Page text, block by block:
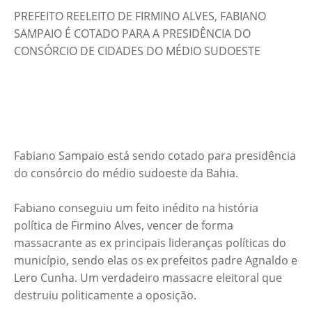
PREFEITO REELEITO DE FIRMINO ALVES, FABIANO
SAMPAIO É COTADO PARA A PRESIDÊNCIA DO
CONSÓRCIO DE CIDADES DO MÉDIO SUDOESTE
Fabiano Sampaio está sendo cotado para presidência
do consórcio do médio sudoeste da Bahia.
Fabiano conseguiu um feito inédito na história
política de Firmino Alves, vencer de forma
massacrante as ex principais lideranças políticas do
município, sendo elas os ex prefeitos padre Agnaldo e
Lero Cunha. Um verdadeiro massacre eleitoral que
destruiu politicamente a oposição.